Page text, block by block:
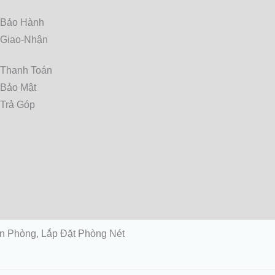
màn hình LED và màn hình LCD là
sáng cao hơn.
hình LED cũng tiết kiệm năng lượng
màn hình OLED không cần ánh
xác cùng với khả năng hiển thị màu
hữu cơ. Tuy nhiên, màn hình OLED
Hành
Nhận
Toán
Mật
Góp
Phòng, Lắp Đặt Phòng Nét